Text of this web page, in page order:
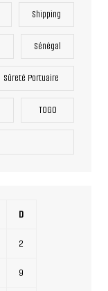
Shipping
Sénégal
Sûreté Portuaire
TOGO
D
2
9